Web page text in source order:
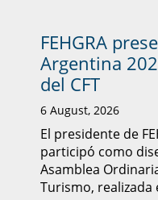
FEHGRA
Argentina
del CFT
6 August, 2026
El presidente de
participó como
Asamblea
Turismo, realizada